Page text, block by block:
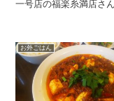
一号店の福楽糸満店さ
お外ごはん